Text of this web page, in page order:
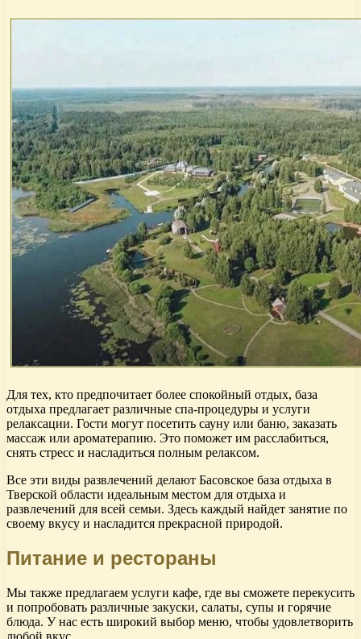
Для тех, кто предпочитает более спокойный отдых, база
отдыха предлагает различные спа-процедуры и услуги
релаксации. Гости могут посетить сауну или баню, заказать
массаж или ароматерапию. Это поможет им расслабиться,
снять стресс и насладиться полным релаксом.
Все эти виды развлечений делают Басовское база отдыха в
Тверской области идеальным местом для отдыха и
развлечений для всей семьи. Здесь каждый найдет занятие по
своему вкусу и насладится прекрасной природой.
Питание и рестораны
Мы также предлагаем услуги кафе, где вы сможете перекусить
и попробовать различные закуски, салаты, супы и горячие
блюда. У нас есть широкий выбор меню, чтобы удовлетворить
любой вкус.